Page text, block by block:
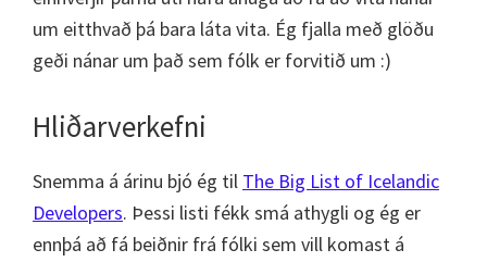
um eitthvað þá bara láta vita. Ég fjalla með glöðu
geði nánar um það sem fólk er forvitið um :)
Hliðarverkefni
Snemma á árinu bjó ég til The Big List of Icelandic
Developers. Þessi listi fékk smá athygli og ég er
ennþá að fá beiðnir frá fólki sem vill komast á